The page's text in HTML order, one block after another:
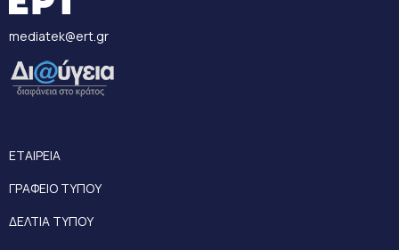
mediatek@ert.gr
ΕΤΑΙΡΕΙΑ
ΓΡΑΦΕΙΟ ΤΥΠΟΥ
ΔΕΛΤΙΑ ΤΥΠΟΥ